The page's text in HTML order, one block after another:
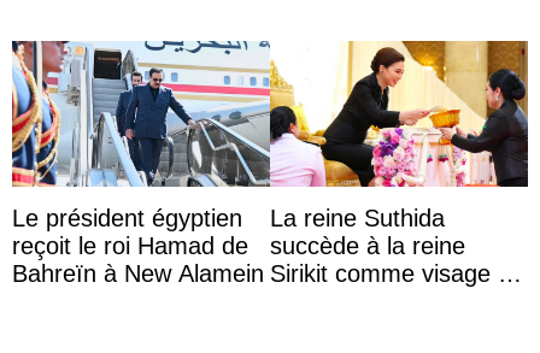
Le président égyptien
reçoit le roi Hamad de
Bahreïn à New Alamein
La reine Suthida
succède à la reine
Sirikit comme visage de